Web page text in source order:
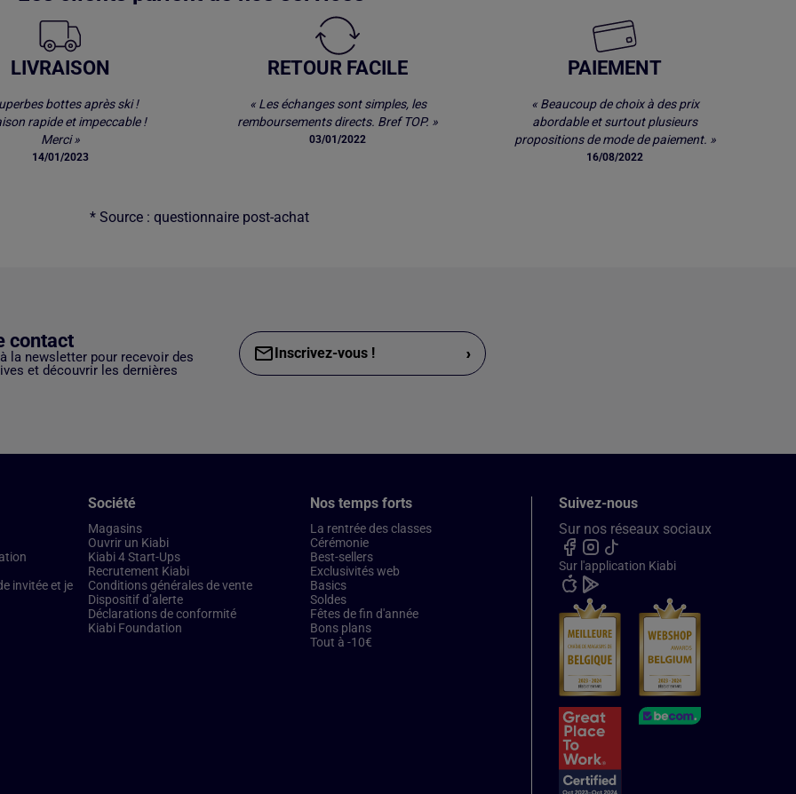
LIVRAISON
bottes après ski !
rapide et impeccable !
Merci »
14/01/2023
RETOUR FACILE
« Les échanges sont simples, les
remboursements directs. Bref TOP. »
03/01/2022
PAIEMENT
« Beaucoup de choix à des prix
abordable et surtout plusieurs
propositions de mode de paiement. »
16/08/2022
* Source : questionnaire post-achat
contact
la newsletter pour recevoir des
et découvrir les dernières
Inscrivez-vous ! ›
invitée et je
Société
Magasins
Ouvrir un Kiabi
Kiabi 4 Start-Ups
Recrutement Kiabi
Conditions générales de vente
Dispositif d’alerte
Déclarations de conformité
Kiabi Foundation
Nos temps forts
La rentrée des classes
Cérémonie
Best-sellers
Exclusivités web
Basics
Soldes
Fêtes de fin d'année
Bons plans
Tout à -10€
Suivez-nous
Sur nos réseaux sociaux
Sur l'application Kiabi